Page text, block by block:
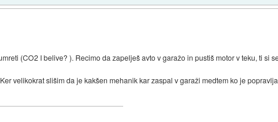
(CO2 I belive? ). Recimo da zapelješ avto v garažo in pustiš motor v teku, ti si
velikokrat slišim da je kakšen mehanik kar zaspal v garaži medtem ko je